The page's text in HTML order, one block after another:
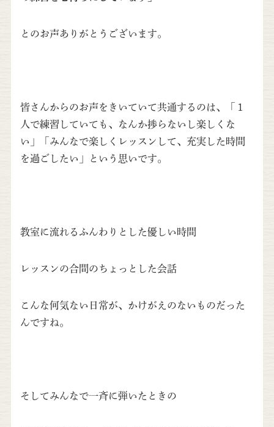
とのお声ありがとうございます。
皆さんからのお声をきいていて共通するのは、「１
人で練習していても、なんか捗らないし楽しくな
い」「みんなで楽しくレッスンして、充実した時間
を過ごしたい」という思いです。
教室に流れるふんわりとした優しい時間
レッスンの合間のちょっとした会話
こんな何気ない日常が、かけがえのないものだった
んですね。
そしてみんなで一斉に弾いたときの